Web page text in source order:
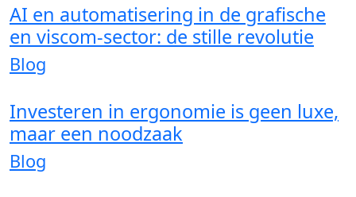
AI en automatisering in de grafische
en viscom-sector: de stille revolutie
Blog
Investeren in ergonomie is geen luxe,
maar een noodzaak
Blog